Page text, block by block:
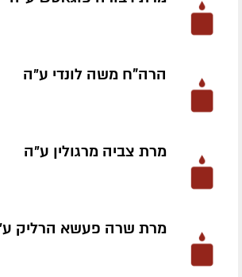
הרה"ח משה לונדי ע״ה
מרת צביה מרגולין ע״ה
מרת שרה פעשא הרליק